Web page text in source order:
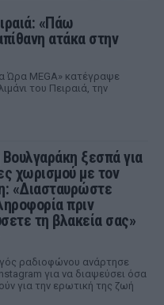
«Πάω
ατάκα στην
Ώρα MEGA» κατέγραψε
του Πειραιά, την
ξεσπά για
χωρισμού με τον
«Διασταυρώστε
πριν
τη βλακεία σας»
ραδιοφώνου ανάρτησε
για να διαψεύσει όσα
για την ερωτική της ζωή